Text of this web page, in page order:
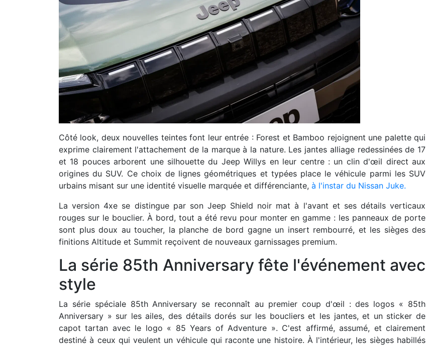
Côté look, deux nouvelles teintes font leur entrée : Forest et Bamboo rejoignent une palette qui
exprime clairement l'attachement de la marque à la nature. Les jantes alliage redessinées de 17
et 18 pouces arborent une silhouette du Jeep Willys en leur centre : un clin d'œil direct aux
origines du SUV. Ce choix de lignes géométriques et typées place le véhicule parmi les SUV
urbains misant sur une identité visuelle marquée et différenciante, à l'instar du Nissan Juke.
La version 4xe se distingue par son Jeep Shield noir mat à l'avant et ses détails verticaux
rouges sur le bouclier. À bord, tout a été revu pour monter en gamme : les panneaux de porte
sont plus doux au toucher, la planche de bord gagne un insert rembourré, et les sièges des
finitions Altitude et Summit reçoivent de nouveaux garnissages premium.
La série 85th Anniversary fête l'événement avec
style
La série spéciale 85th Anniversary se reconnaît au premier coup d'œil : des logos « 85th
Anniversary » sur les ailes, des détails dorés sur les boucliers et les jantes, et un sticker de
capot tartan avec le logo « 85 Years of Adventure ». C'est affirmé, assumé, et clairement
destiné à ceux qui veulent un véhicule qui raconte une histoire. À l'intérieur, les sièges habillés